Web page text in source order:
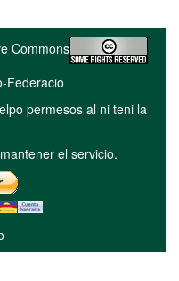
Commons
Federacio
permesos al ni teni la
el servicio.